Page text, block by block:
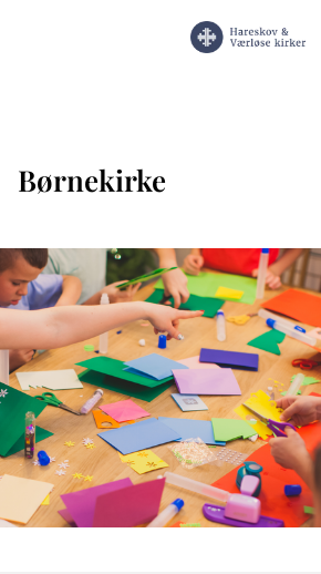
Børnekirke